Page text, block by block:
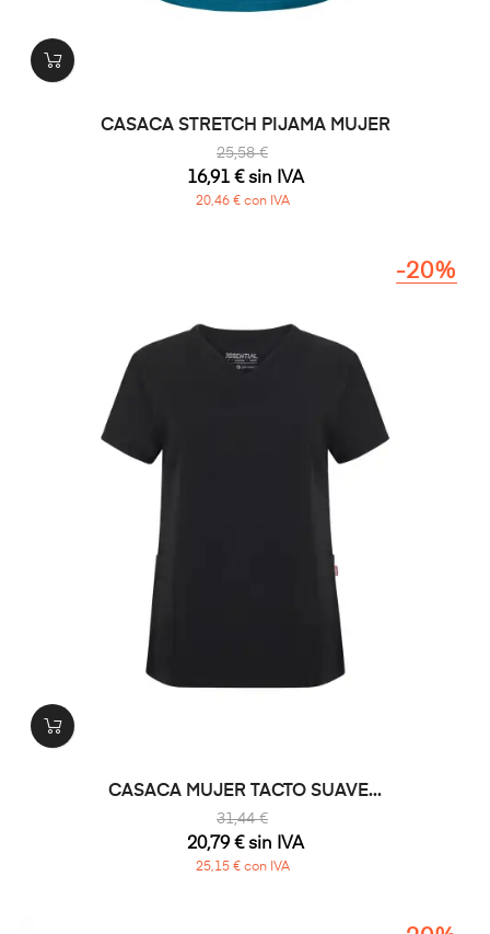
CASACA STRETCH PIJAMA MUJER
25,58 €
16,91 € sin IVA
20,46 € con IVA
CASACA MUJER TACTO SUAVE...
31,44 €
-20%
20,79 € sin IVA
25,15 € con IVA